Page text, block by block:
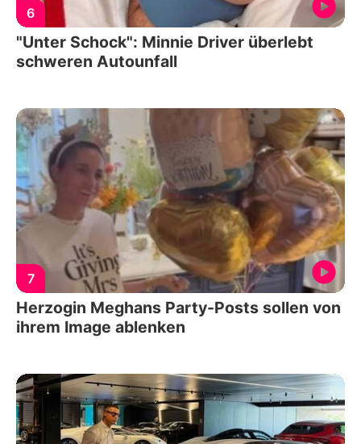
6
"Unter Schock": Minnie Driver überlebt
schweren Autounfall
7
Herzogin Meghans Party-Posts sollen von
ihrem Image ablenken